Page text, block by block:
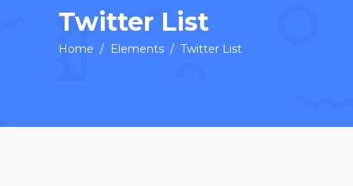
Twitter List
Home / Elements / Twitter List